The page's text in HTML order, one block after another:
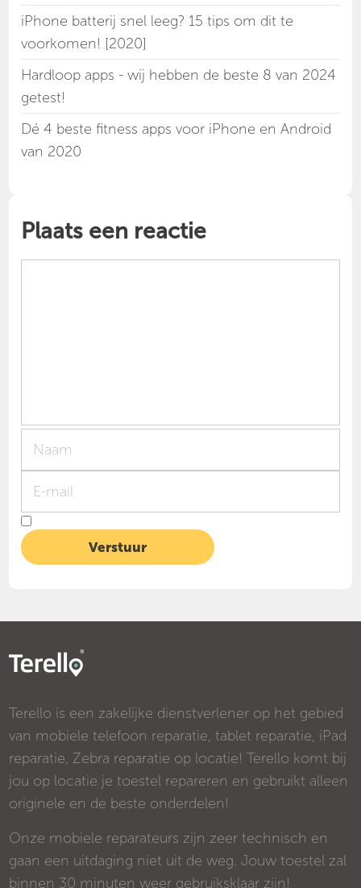
iPhone batterij snel leeg? 15 tips om dit te
voorkomen! [2020]
Hardloop apps - wij hebben de beste 8 van 2024
getest!
Dé 4 beste fitness apps voor iPhone en Android
van 2020
Plaats een reactie
Terello is een zakelijke dienstverlener op het gebied
van mobiele telefoon reparatie, tablet reparatie, iPad
reparatie, Zebra reparatie op locatie! Terello komt bij
jou op locatie je toestel repareren en gebruikt alleen
originele en de beste onderdelen!
Onze mobiele reparateurs zijn zeer technisch en
gaan een uitdaging niet uit de weg. Jouw toestel zal
binnen 30 minuten weer gebruiksklaar zijn!